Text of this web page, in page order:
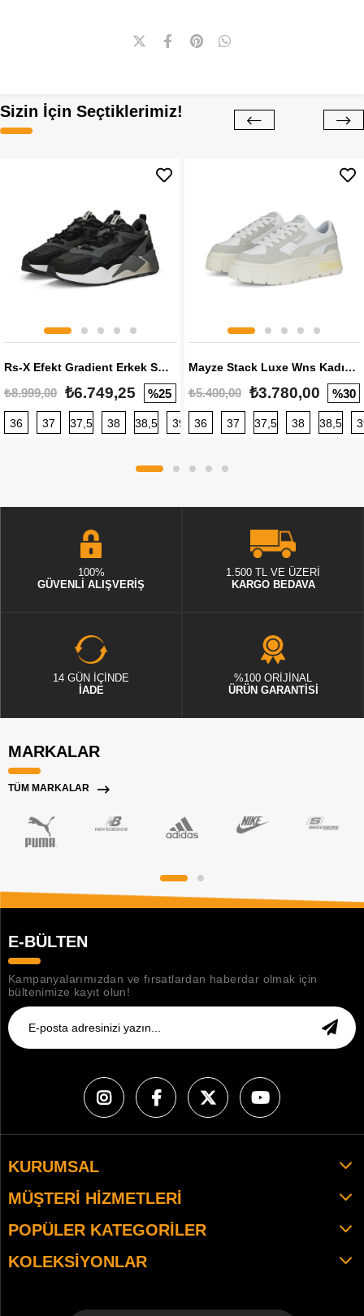
Sizin İçin Seçtiklerimiz!
Rs-X Efekt Gradient Erkek Sneaker
₺8.999,00 ₺6.749,25 %25
36 37 37,5 38 38,5 39 40 40,5 41 42 42,5
Mayze Stack Luxe Wns Kadın Sneaker
₺5.400,00 ₺3.780,00 %30
36 37 37,5 38 38,5
100%
GÜVENLİ ALIŞVERİŞ
1.500 TL VE ÜZERİ
KARGO BEDAVA
14 GÜN İÇİNDE
İADE
%100 ORİJİNAL
ÜRÜN GARANTİSİ
MARKALAR
TÜM MARKALAR
E-BÜLTEN
Kampanyalarımızdan ve fırsatlardan haberdar olmak için
bültenimize kayıt olun!
KURUMSAL
MÜŞTERI HIZMETLERI
POPÜLER KATEGORILER
KOLEKSIYONLAR